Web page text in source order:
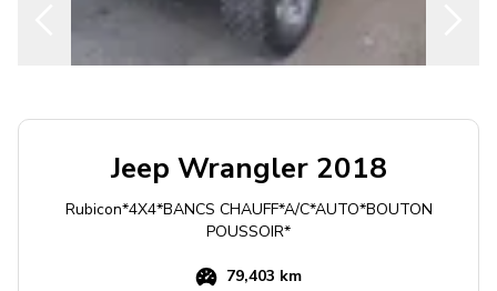
Jeep Wrangler 2018
Rubicon*4X4*BANCS CHAUFF*A/C*AUTO*BOUTON
POUSSOIR*
79,403 km